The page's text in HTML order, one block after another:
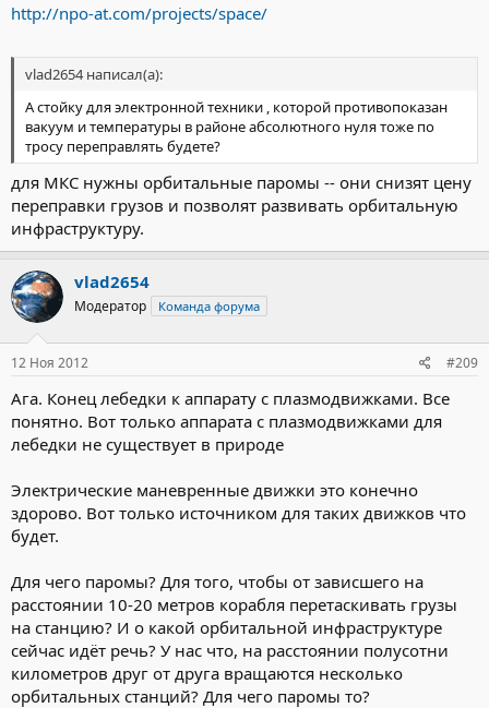
http://npo-at.com/projects/space/
vlad2654 написал(а):
А стойку для электронной техники , которой противопоказан
вакуум и температуры в районе абсолютного нуля тоже по
тросу переправлять будете?
для МКС нужны орбитальные паромы -- они снизят цену
переправки грузов и позволят развивать орбитальную
инфраструктуру.
vlad2654
Модератор Команда форума
12 Ноя 2012 #209
Ага. Конец лебедки к аппарату с плазмодвижками. Все
понятно. Вот только аппарата с плазмодвижками для
лебедки не существует в природе
Электрические маневренные движки это конечно
здорово. Вот только источником для таких движков что
будет.
Для чего паромы? Для того, чтобы от зависшего на
расстоянии 10-20 метров корабля перетаскивать грузы
на станцию? И о какой орбитальной инфраструктуре
сейчас идёт речь? У нас что, на расстоянии полусотни
километров друг от друга вращаются несколько
орбитальных станций? Для чего паромы то?